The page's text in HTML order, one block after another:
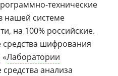
технические
системе
на 100% российские.
шифрования
«Лаборатории
анализа